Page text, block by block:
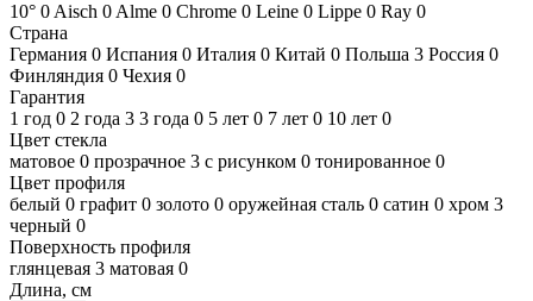
10° 0 Aisch 0 Alme 0 Chrome 0 Leine 0 Lippe 0 Ray 0
Страна
Германия 0 Испания 0 Италия 0 Китай 0 Польша 3 Россия 0
Финляндия 0 Чехия 0
Гарантия
1 год 0 2 года 3 3 года 0 5 лет 0 7 лет 0 10 лет 0
Цвет стекла
матовое 0 прозрачное 3 с рисунком 0 тонированное 0
Цвет профиля
белый 0 графит 0 золото 0 оружейная сталь 0 сатин 0 хром 3
черный 0
Поверхность профиля
глянцевая 3 матовая 0
Длина, см